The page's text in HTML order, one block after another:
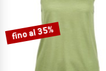
fino al 35%